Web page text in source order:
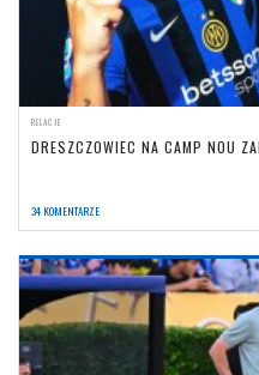
RELACJE
DRESZCZOWIEC NA CAMP NOU
34 KOMENTARZE